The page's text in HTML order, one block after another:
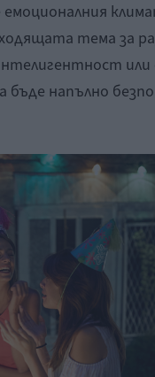
тема за
или
напълно